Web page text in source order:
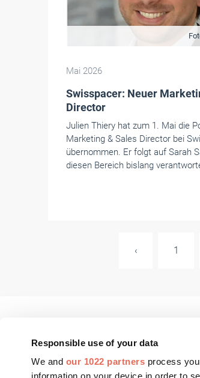
Responsible use of your data
We and our 1022 partners process
information on your device in order to
Mai 2026
Swisspacer: Neuer
Director
Julien Thiery hat zum 1. Mai die
Marketing & Sales Director bei
übernommen. Er folgt auf Sarah
diesen Bereich bislang
‹ 1
FASSADE Aktuell